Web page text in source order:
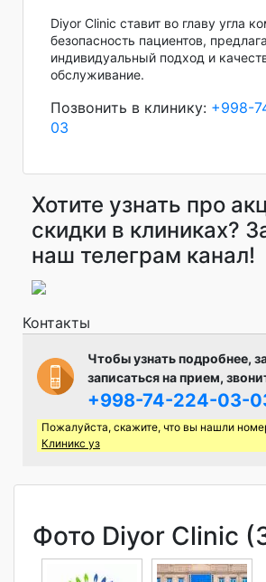
Diyor Clinic ставит во главу угла
безопасность пациентов,
индивидуальный подход и
обслуживание.
Позвонить в клинику: +998-
03
Хотите узнать про
скидки в клиниках?
наш телеграм канал!
Контакты
Чтобы узнать подробнее,
записаться на прием,
+998-74-224-03-
Пожалуйста, скажите, что вы нашли
Клиникс уз
Фото Diyor Clinic